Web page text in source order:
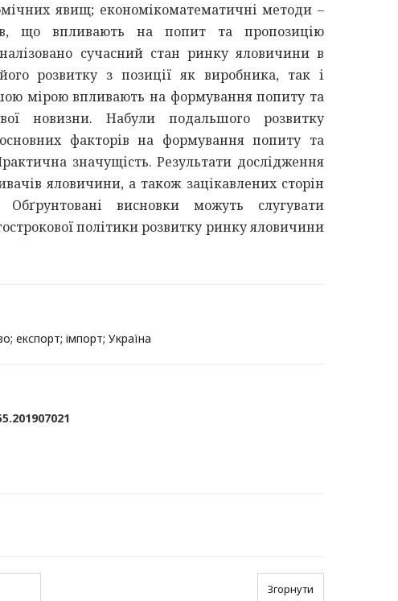
явищ; економікоматематичні методи –
що впливають на попит та пропозицію
сучасний стан ринку яловичини в
розвитку з позиції як виробника, так і
мірою впливають на формування попиту та
новизни. Набули подальшого розвитку
факторів на формування попиту та
значущість. Результати дослідження
яловичини, а також зацікавлених сторін
висновки можуть слугувати
політики розвитку ринку яловичини
експорт; імпорт; Україна
Згорнути